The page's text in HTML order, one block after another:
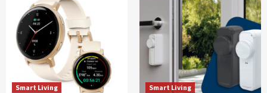
Smart Living Smart Living